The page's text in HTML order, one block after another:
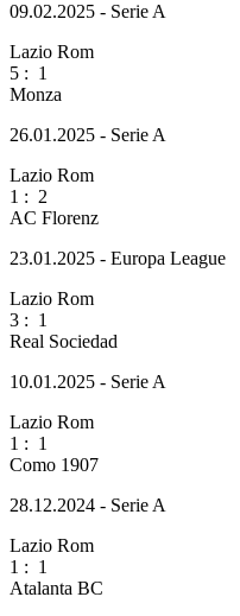
09.02.2025 - Serie A
Lazio Rom
5 : 1
Monza
26.01.2025 - Serie A
Lazio Rom
1 : 2
AC Florenz
23.01.2025 - Europa League
Lazio Rom
3 : 1
Real Sociedad
10.01.2025 - Serie A
Lazio Rom
1 : 1
Como 1907
28.12.2024 - Serie A
Lazio Rom
1 : 1
Atalanta BC